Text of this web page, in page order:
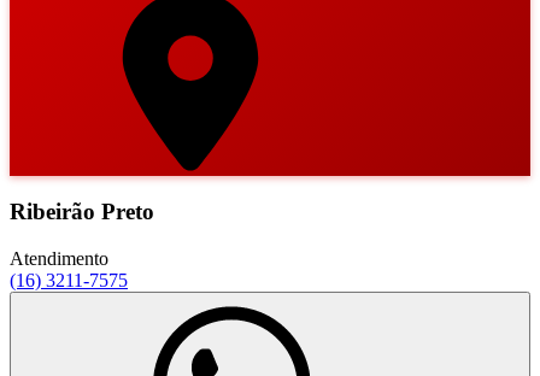
Ribeirão Preto
Atendimento
(16) 3211-7575